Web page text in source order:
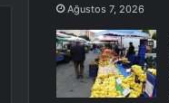
Ağustos 7, 2026